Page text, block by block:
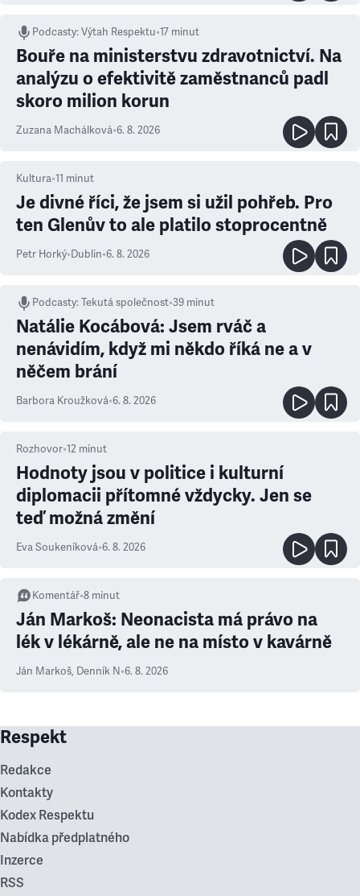
Podcasty:Výtah Respektu•17 minut
Bouře na ministerstvu zdravotnictví. Na
analýzu o efektivitě zaměstnanců padl
skoro milion korun
Zuzana Machálková•6. 8. 2026
Kultura•11 minut
Je divné říci, že jsem si užil pohřeb. Pro
ten Glenův to ale platilo stoprocentně
Petr Horký•Dublin•6. 8. 2026
Podcasty:Tekutá společnost•39 minut
Natálie Kocábová: Jsem rváč a
nenávidím, když mi někdo říká ne a v
něčem brání
Barbora Kroužková•6. 8. 2026
Rozhovor•12 minut
Hodnoty jsou v politice i kulturní
diplomacii přítomné vždycky. Jen se
teď možná změní
Eva Soukeníková•6. 8. 2026
Komentář•8 minut
Ján Markoš: Neonacista má právo na
lék v lékárně, ale ne na místo v kavárně
Ján Markoš, Denník N•6. 8. 2026
Respekt
Redakce
Kontakty
Kodex Respektu
Nabídka předplatného
Inzerce
RSS